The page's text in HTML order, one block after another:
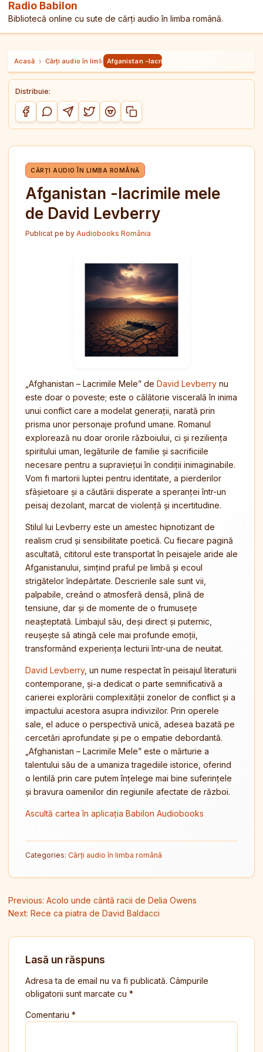
Radio Babilon
Bibliotecă online cu sute de cărți audio în limba română.
Acasă › Cărți audio în limba română
› Afganistan -lacrimile mele de David Levberry
Distribuie:
Distribuie pe Facebook
Distribuie pe WhatsApp
Distribuie pe Telegram
Distribuie pe Twitter/X
Distribuie pe Reddit
Copiază link-ul
CĂRȚI AUDIO ÎN LIMBA ROMÂNĂ
Afganistan -lacrimile mele
de David Levberry
Publicat pe by Audiobooks România
„Afghanistan – Lacrimile Mele” de David Levberry nu
este doar o poveste; este o călătorie viscerală în inima
unui conflict care a modelat generații, narată prin
prisma unor personaje profund umane. Romanul
explorează nu doar ororile războiului, ci și reziliența
spiritului uman, legăturile de familie și sacrificiile
necesare pentru a supraviețui în condiții inimaginabile.
Vom fi martorii luptei pentru identitate, a pierderilor
sfâșietoare și a căutării disperate a speranței într-un
peisaj dezolant, marcat de violență și incertitudine.
Stilul lui Levberry este un amestec hipnotizant de
realism crud și sensibilitate poetică. Cu fiecare pagină
ascultată, cititorul este transportat în peisajele aride ale
Afganistanului, simțind praful pe limbă și ecoul
strigătelor îndepărtate. Descrierile sale sunt vii,
palpabile, creând o atmosferă densă, plină de
tensiune, dar și de momente de o frumusețe
neașteptată. Limbajul său, deși direct și puternic,
reușește să atingă cele mai profunde emoții,
transformând experiența lecturii într-una de neuitat.
David Levberry, un nume respectat în peisajul literaturii
contemporane, și-a dedicat o parte semnificativă a
carierei explorării complexității zonelor de conflict și a
impactului acestora asupra indivizilor. Prin operele
sale, el aduce o perspectivă unică, adesea bazată pe
cercetări aprofundate și pe o empatie debordantă.
„Afghanistan – Lacrimile Mele” este o mărturie a
talentului său de a umaniza tragediile istorice, oferind
o lentilă prin care putem înțelege mai bine suferințele
și bravura oamenilor din regiunile afectate de război.
Ascultă cartea în aplicația Babilon Audiobooks
Categories: Cărți audio în limba română
Navigare în articole
Previous: Acolo unde cântă racii de Delia Owens
Next: Rece ca piatra de David Baldacci
Lasă un răspuns
Adresa ta de email nu va fi publicată. Câmpurile
obligatorii sunt marcate cu *
Comentariu *